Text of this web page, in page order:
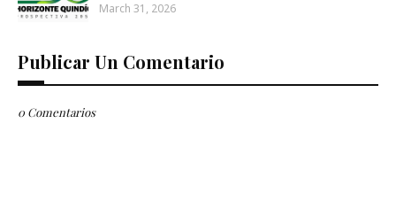
March 31, 2026
Publicar Un Comentario
0 Comentarios